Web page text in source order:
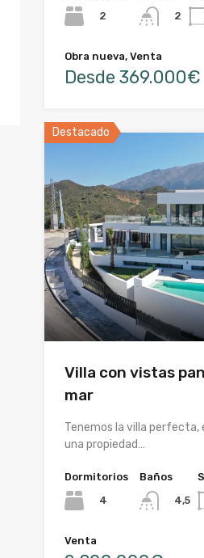
2
2
Obra nueva, Venta
Desde 369.000€
Destacado
Villa con vistas
mar
Tenemos la villa perfecta,
una propiedad…
Dormitorios
4
Baños
4,5
Venta